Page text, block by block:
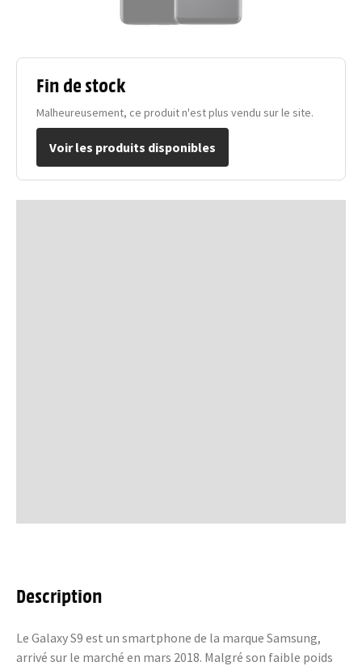
Fin de stock
Malheureusement, ce produit n'est plus vendu sur le site.
Voir les produits disponibles
Description
Le Galaxy S9 est un smartphone de la marque Samsung,
arrivé sur le marché en mars 2018. Malgré son faible poids